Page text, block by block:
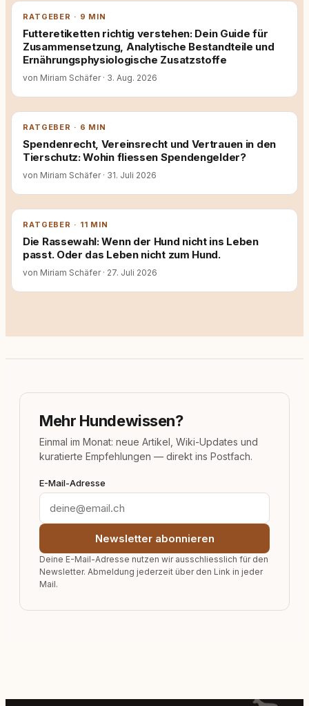
RATGEBER · 9 MIN
Futteretiketten richtig verstehen: Dein Guide für
Zusammensetzung, Analytische Bestandteile und
Ernährungsphysiologische Zusatzstoffe
von Miriam Schäfer · 3. Aug. 2026
RATGEBER · 6 MIN
Spendenrecht, Vereinsrecht und Vertrauen in den
Tierschutz: Wohin fliessen Spendengelder?
von Miriam Schäfer · 31. Juli 2026
RATGEBER · 11 MIN
Die Rassewahl: Wenn der Hund nicht ins Leben
passt. Oder das Leben nicht zum Hund.
von Miriam Schäfer · 27. Juli 2026
Mehr Hundewissen?
Einmal im Monat: neue Artikel, Wiki-Updates und
kuratierte Empfehlungen — direkt ins Postfach.
E-Mail-Adresse
Newsletter abonnieren
Deine E-Mail-Adresse nutzen wir ausschliesslich für den
Newsletter. Abmeldung jederzeit über den Link in jeder
Mail.